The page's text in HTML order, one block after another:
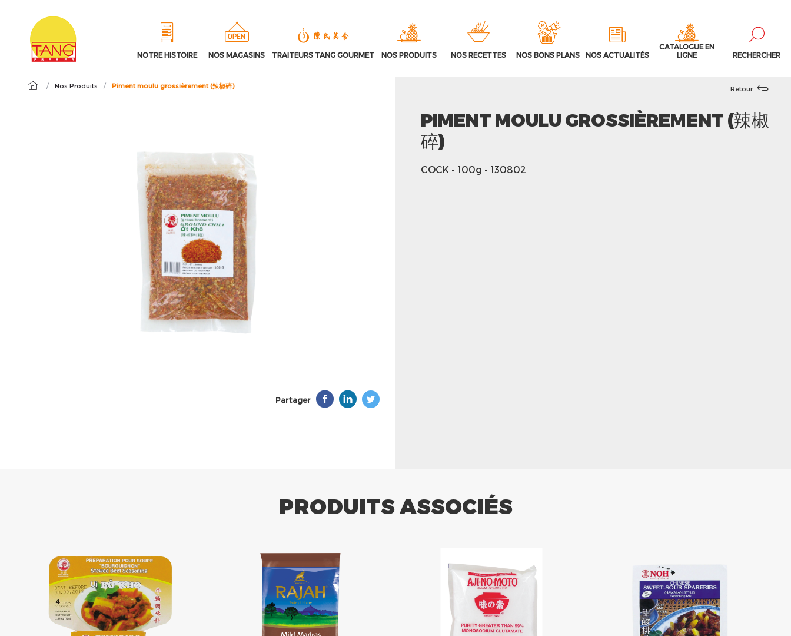
NOTRE HISTOIRE NOS MAGASINS TRAITEURS TANG GOURMET NOS PRODUITS NOS RECETTES NOS BONS PLANS NOS ACTUALITÉS
CATALOGUE EN
LIGNE
RECHERCHER
/ Nos Produits / Piment moulu grossièrement (辣椒碎)
Partager
Retour
PIMENT MOULU GROSSIÈREMENT (辣椒
碎)
COCK - 100g - 130802
PRODUITS ASSOCIÉS